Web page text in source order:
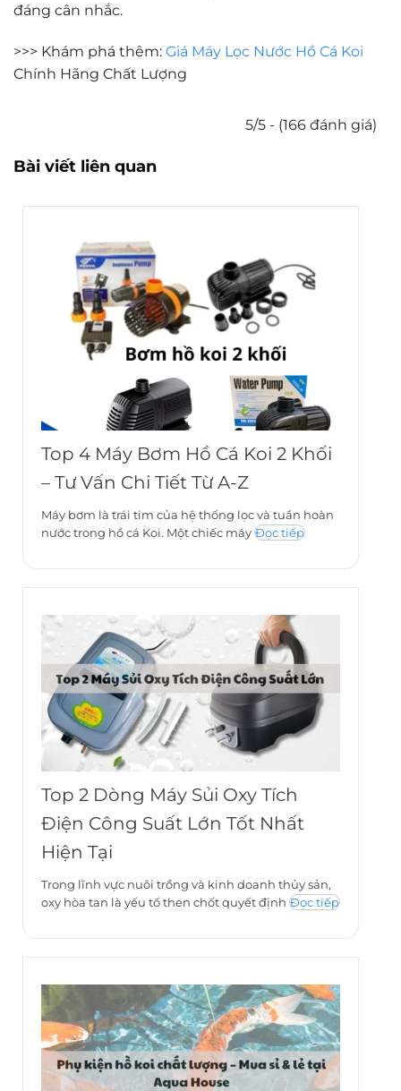
đáng cân nhắc.
>>> Khám phá thêm: Giá Máy Lọc Nước Hồ Cá Koi
Chính Hãng Chất Lượng
5/5 - (166 đánh giá)
Bài viết liên quan
Top 4 Máy Bơm Hồ Cá Koi 2 Khối
– Tư Vấn Chi Tiết Từ A-Z
Máy bơm là trái tim của hệ thống lọc và tuần hoàn
nước trong hồ cá Koi. Một chiếc máy Đọc tiếp
Top 2 Dòng Máy Sủi Oxy Tích
Điện Công Suất Lớn Tốt Nhất
Hiện Tại
Trong lĩnh vực nuôi trồng và kinh doanh thủy sản,
oxy hòa tan là yếu tố then chốt quyết định Đọc tiếp